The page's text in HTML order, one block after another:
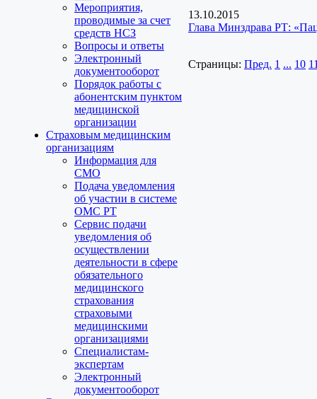
Мероприятия,
проводимые за счет
средств НСЗ
Вопросы и ответы
Электронный
документооборот
Порядок работы с
абонентским пунктом
медицинской
организации
Страховым медицинским
организациям
Информация для
СМО
Подача уведомления
об участии в системе
ОМС РТ
Сервис подачи
уведомления об
осуществлении
деятельности в сфере
обязательного
медицинского
страхования
страховыми
медицинскими
организациями
Специалистам-
экспертам
Электронный
документооборот
13.10.2015
Глава Минздрава РТ:
Страницы: Пред. 1 ... 10